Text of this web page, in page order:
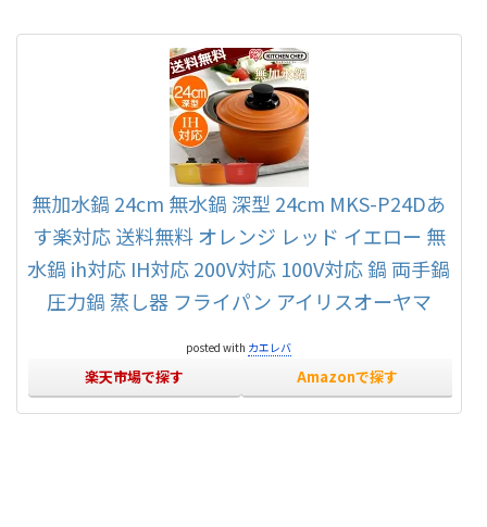
無加水鍋 24cm 無水鍋 深型 24cm MKS-P24Dあ
す楽対応 送料無料 オレンジ レッド イエロー 無
水鍋 ih対応 IH対応 200V対応 100V対応 鍋 両手鍋
圧力鍋 蒸し器 フライパン アイリスオーヤマ
posted with カエレバ
楽天市場で探す Amazonで探す